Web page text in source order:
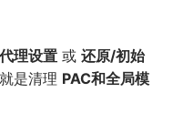
理设置 或 还原/初始
是清理 PAC和全局模